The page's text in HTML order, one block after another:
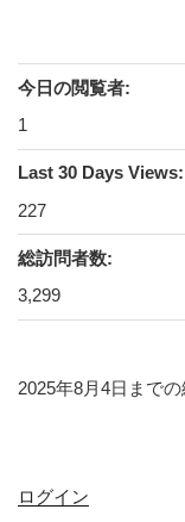
今日の閲覧者:
1
Last 30 Days Views:
227
総訪問者数:
3,299
2025年8月4日まで
ログイン